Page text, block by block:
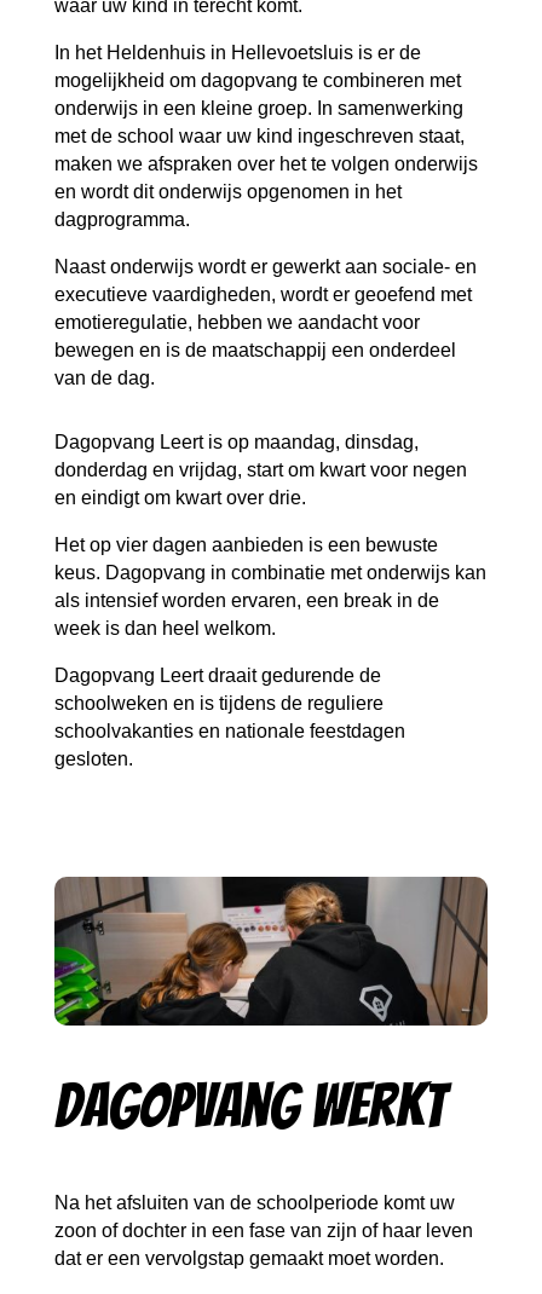
waar uw kind in terecht komt.
In het Heldenhuis in Hellevoetsluis is er de
mogelijkheid om dagopvang te combineren met
onderwijs in een kleine groep. In samenwerking
met de school waar uw kind ingeschreven staat,
maken we afspraken over het te volgen onderwijs
en wordt dit onderwijs opgenomen in het
dagprogramma.
Naast onderwijs wordt er gewerkt aan sociale- en
executieve vaardigheden, wordt er geoefend met
emotieregulatie, hebben we aandacht voor
bewegen en is de maatschappij een onderdeel
van de dag.
Dagopvang Leert is op maandag, dinsdag,
donderdag en vrijdag, start om kwart voor negen
en eindigt om kwart over drie.
Het op vier dagen aanbieden is een bewuste
keus. Dagopvang in combinatie met onderwijs kan
als intensief worden ervaren, een break in de
week is dan heel welkom.
Dagopvang Leert draait gedurende de
schoolweken en is tijdens de reguliere
schoolvakanties en nationale feestdagen
gesloten.
Dagopvang Werkt
Na het afsluiten van de schoolperiode komt uw
zoon of dochter in een fase van zijn of haar leven
dat er een vervolgstap gemaakt moet worden.